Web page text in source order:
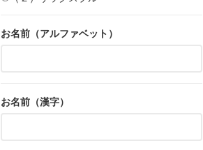
お名前（アルファベット）
お名前（漢字）